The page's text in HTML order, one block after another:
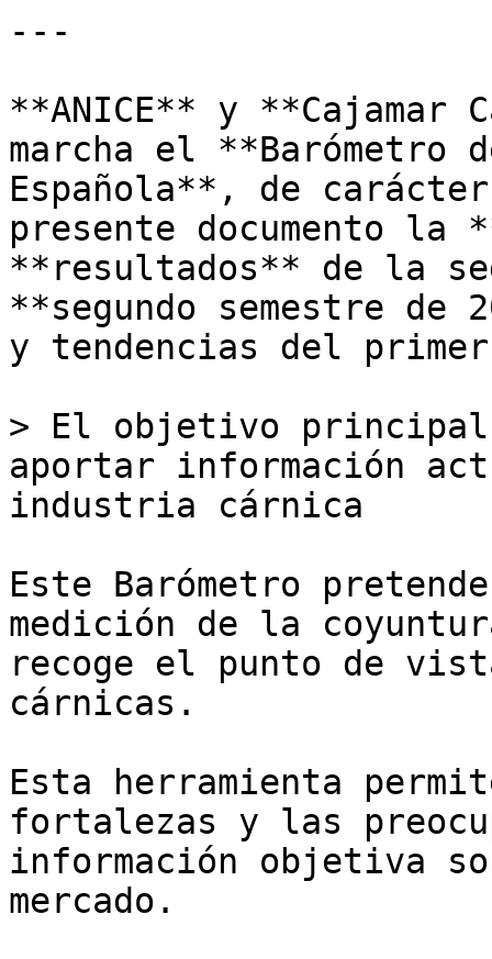
---
**ANICE** y **Cajamar
marcha el
Española**, de
presente documento la
**resultados** de la
**segundo semestre de
y tendencias del
> El objetivo principal
aportar información
industria cárnica
Este Barómetro
medición de la
recoge el punto de
cárnicas.
Esta herramienta
fortalezas y las
información objetiva
mercado.